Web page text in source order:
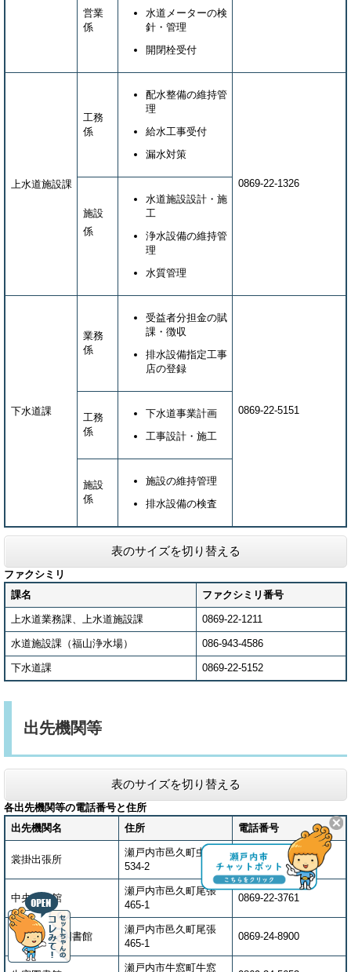
営業
係
水道メーターの検
針・管理
開閉栓受付
上水道施設課
工務
係
配水整備の維持管
理
給水工事受付
漏水対策
0869-22-1326
施設
係
水道施設設計・施
工
浄水設備の維持管
理
水質管理
下水道課
業務
係
受益者分担金の賦
課・徴収
排水設備指定工事
店の登録
0869-22-5151
工務
係
下水道事業計画
工事設計・施工
施設
係
施設の維持管理
排水設備の検査
表のサイズを切り替える
ファクシミリ
課名
ファクシミリ番号
上水道業務課、上水道施設課 0869-22-1211
水道施設課（福山浄水場） 086-943-4586
下水道課 0869-22-5152
出先機関等
表のサイズを切り替える
各出先機関等の電話番号と住所
出先機関名
住所 電話番号
裳掛出張所
瀬戸内市邑久町虫明
534-2
0869-25-0004
中央公民館
瀬戸内市邑久町尾張
465-1
0869-22-3761
瀬戸内市民図書館
瀬戸内市邑久町尾張
465-1
0869-24-8900
瀬戸内市牛窓町牛窓